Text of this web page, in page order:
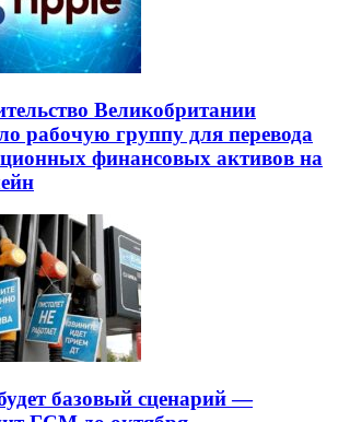
Великобритании
рабочую группу для перевода
финансовых активов на
базовый сценарий —